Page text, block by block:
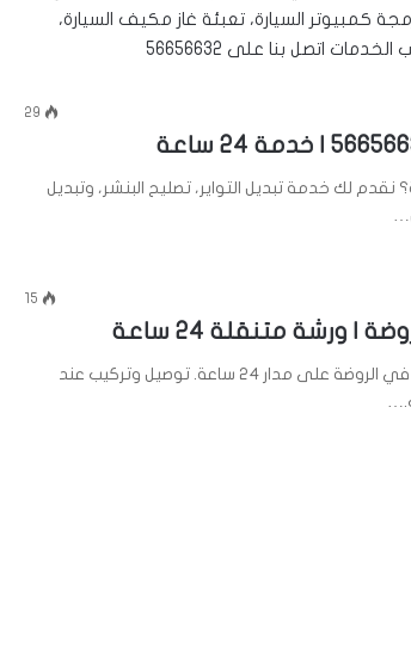
كمبيوتر السيارة، تعبئة غاز مكيف السيارة،
الخدمات اتصل بنا على 56656632
29
لك خدمة تبديل التواير، تصليح البنشر، وتبديل
15
| ورشة متنقلة 24 ساعة
نقدم خدمة تبديل بطاريات سيارات في الروضة على مدار 24 ساعة. توصيل وتركيب عند